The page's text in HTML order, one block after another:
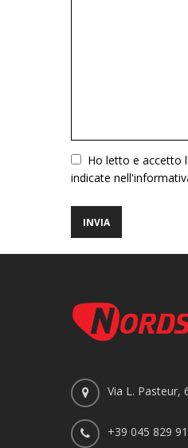
VuotoHo letto e accetto
indicate
Via L. Pasteur,
+39 045 829